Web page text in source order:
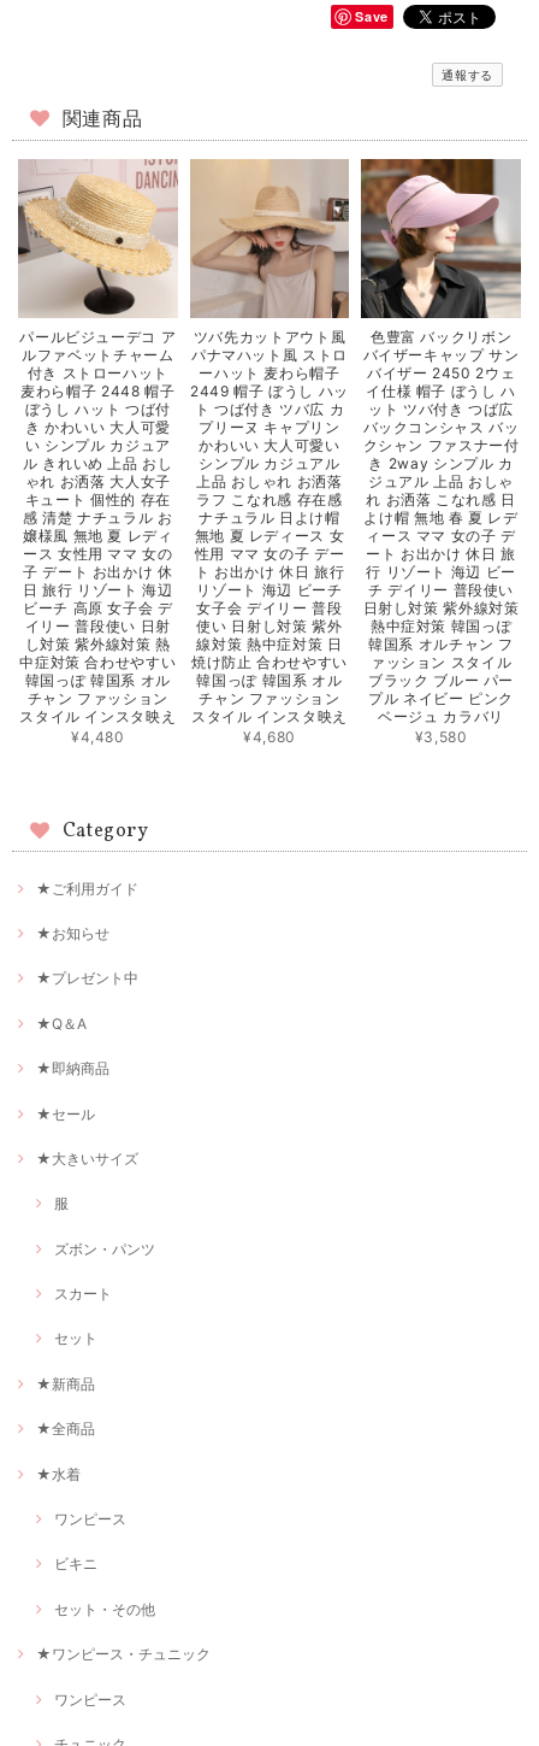
Save
通報する
関連商品
パールビジューデコ ア
ルファベットチャーム
付き ストローハット
麦わら帽子 2448 帽子
ぼうし ハット つば付
き かわいい 大人可愛
い シンプル カジュア
ル きれいめ 上品 おし
ゃれ お洒落 大人女子
キュート 個性的 存在
感 清楚 ナチュラル お
嬢様風 無地 夏 レディ
ース 女性用 ママ 女の
子 デート お出かけ 休
日 旅行 リゾート 海辺
ビーチ 高原 女子会 デ
イリー 普段使い 日射
し対策 紫外線対策 熱
中症対策 合わせやすい
韓国っぽ 韓国系 オル
チャン ファッション
スタイル インスタ映え
¥4,480
ツバ先カットアウト風
パナマハット風 ストロ
ーハット 麦わら帽子
2449 帽子 ぼうし ハッ
ト つば付き ツバ広 カ
プリーヌ キャプリン
かわいい 大人可愛い
シンプル カジュアル
上品 おしゃれ お洒落
ラフ こなれ感 存在感
ナチュラル 日よけ帽
無地 夏 レディース 女
性用 ママ 女の子 デー
ト お出かけ 休日 旅行
リゾート 海辺 ビーチ
女子会 デイリー 普段
使い 日射し対策 紫外
線対策 熱中症対策 日
焼け防止 合わせやすい
韓国っぽ 韓国系 オル
チャン ファッション
スタイル インスタ映え
¥4,680
色豊富 バックリボン
バイザーキャップ サン
バイザー 2450 2ウェ
イ仕様 帽子 ぼうし ハ
ット ツバ付き つば広
バックコンシャス バッ
クシャン ファスナー付
き 2way シンプル カ
ジュアル 上品 おしゃ
れ お洒落 こなれ感 日
よけ帽 無地 春 夏 レデ
ィース ママ 女の子 デ
ート お出かけ 休日 旅
行 リゾート 海辺 ビー
チ デイリー 普段使い
日射し対策 紫外線対策
熱中症対策 韓国っぽ
韓国系 オルチャン フ
ァッション スタイル
ブラック ブルー パー
プル ネイビー ピンク
ベージュ カラバリ
¥3,580
Category
★ご利用ガイド
★お知らせ
★プレゼント中
★Q＆A
★即納商品
★セール
★大きいサイズ
服
ズボン・パンツ
スカート
セット
★新商品
★全商品
★水着
ワンピース
ビキニ
セット・その他
★ワンピース・チュニック
ワンピース